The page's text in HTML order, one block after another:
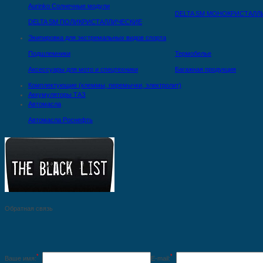
Aurinko Солнечные модули
DELTA SM ПОЛИКРИСТАЛЛИЧЕСКИЕ
DELTA SM
Экипировка для экстремальных видов спорта
Подшлемники
Аксессуары для мото и спецтехники
Термобелье
Багажная продукция
Комплектующие (клеммы, перемычки, электролит)
Аккумуляторы ТАЗ
Автомасла
Автомасла Роснефть
Обратная связь
Ваше имя:* E-mail:*